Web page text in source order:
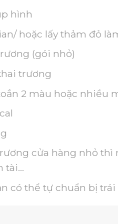
hình
hoặc lấy thảm đỏ
(gói nhỏ)
trương
2 màu hoặc nhiều
cửa hàng nhỏ
tài…
có thể tự chuẩn bị trái